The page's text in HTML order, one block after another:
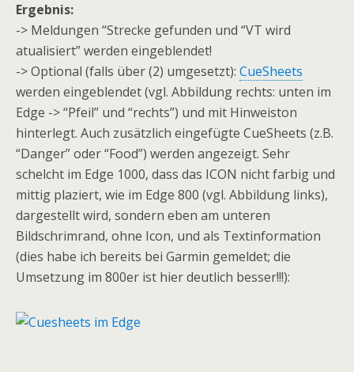
Ergebnis:
-> Meldungen “Strecke gefunden und “VT wird
atualisiert” werden eingeblendet!
-> Optional (falls über (2) umgesetzt): CueSheets
werden eingeblendet (vgl. Abbildung rechts: unten im
Edge -> “Pfeil” und “rechts”) und mit Hinweiston
hinterlegt. Auch zusätzlich eingefügte CueSheets (z.B.
“Danger” oder “Food”) werden angezeigt. Sehr
schelcht im Edge 1000, dass das ICON nicht farbig und
mittig plaziert, wie im Edge 800 (vgl. Abbildung links),
dargestellt wird, sondern eben am unteren
Bildschrimrand, ohne Icon, und als Textinformation
(dies habe ich bereits bei Garmin gemeldet; die
Umsetzung im 800er ist hier deutlich besser!!!):